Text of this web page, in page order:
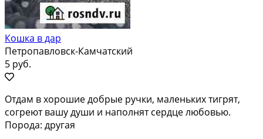
Кошка в дар
Петропавловск-Камчатский
5 руб.
Отдам в хорошие добрые ручки, маленьких тигрят,
согреют вашу души и наполнят сердце любовью.
Порода: другая